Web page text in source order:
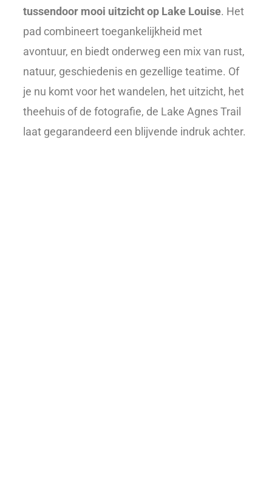
tussendoor mooi uitzicht op Lake Louise. Het
pad combineert toegankelijkheid met
avontuur, en biedt onderweg een mix van rust,
natuur, geschiedenis en gezellige teatime. Of
je nu komt voor het wandelen, het uitzicht, het
theehuis of de fotografie, de Lake Agnes Trail
laat gegarandeerd een blijvende indruk achter.